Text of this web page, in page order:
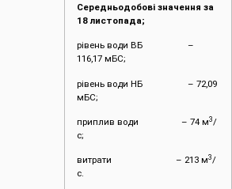
Середньодобові значення за
18 листопада;
рівень води ВБ –
116,17 мБС;
рівень води НБ – 72,09
мБС;
приплив води – 74 м3/
с;
витрати – 213 м3/
с.